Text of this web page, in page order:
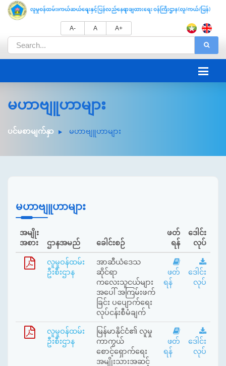
A- A A+
မဟာဗျူဟာများ
ပင်မစာမျက်နှာ မဟာဗျူဟာများ
မဟာဗျူဟာများ
အမျိုး
အစား
ဌာနအမည် ခေါင်းစဉ်
ဖတ်
ရန်
ဒေါင်း
လုပ်
လူမှုဝန်ထမ်း
ဦးစီးဌာန
အာဆီယံဒေသ
ဆိုင်ရာ
ကလေးသူငယ်များ
အပေါ် အကြမ်းဖက်
ခြင်း ပပျောက်ရေး
လုပ်ငန်းစီမံချက်
ဖတ်
ရန်
ဒေါင်း
လုပ်
လူမှုဝန်ထမ်း
ဦးစီးဌာန
မြန်မာနိုင်ငံ၏ လူမှု
ကာကွယ်
စောင့်ရှောက်ရေး
အမျိုးသားအဆင့်
ဖတ်
ရန်
ဒေါင်း
လုပ်